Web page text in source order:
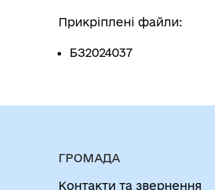
Прикріплені файли:
БЗ2024037
ГРОМАДА
Контакти та звернення